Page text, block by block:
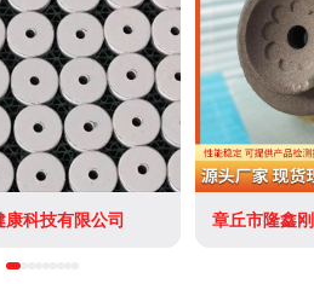
科技有限公司 章丘市隆鑫